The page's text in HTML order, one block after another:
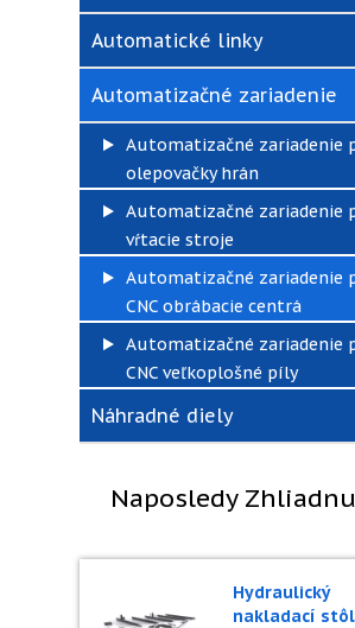
Automatické linky
Automatizačné zariadenie
Automatizačné zariadenie
olepovačky hrán
Automatizačné zariadenie
vŕtacie stroje
Automatizačné zariadenie
CNC obrábacie centrá
Automatizačné zariadenie
CNC veľkoplošné píly
Náhradné diely
Naposledy
Hydraulický
nakladací stôl